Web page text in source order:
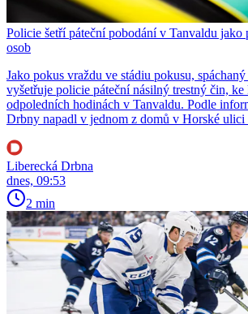
Policie šetří páteční pobodání v Tanvaldu jako
osob
Jako pokus vraždu ve stádiu pokusu,
vyšetřuje policie páteční násilný trestný čin, ke
odpoledních hodinách v Tanvaldu. Podle
Drbny napadl v jednom z domů v Horské
Liberecká Drbna
dnes, 09:53
2 min